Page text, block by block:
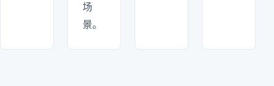
场
景。